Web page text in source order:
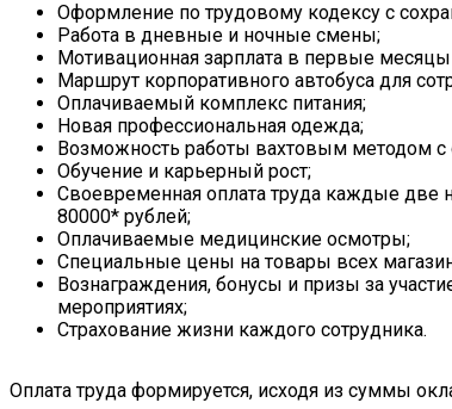
Оформление по трудовому кодексу с
Работа в дневные и ночные смены;
Мотивационная зарплата в первые
Маршрут корпоративного автобуса для
Оплачиваемый комплекс питания;
Новая профессиональная одежда;
Возможность работы вахтовым методом с
Обучение и карьерный рост;
Своевременная оплата труда каждые две
80000* рублей;
Оплачиваемые медицинские осмотры;
Специальные цены на товары всех
Вознаграждения, бонусы и призы за
мероприятиях;
Страхование жизни каждого сотрудника.
Оплата труда формируется, исходя из суммы